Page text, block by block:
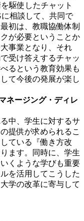
駆使したチャット
相談して、共同で
初は、教職協働体制
が必要ということか
事業となり、それ
受け答えするチャッ
るという教育効果も
て今後の発展が楽し
ネージング・ディレ
中、学生に対するサ
提供が求められるこ
ている『働き方改
ます。同時に、学生
くような学びも重要
を活用してこうした
学の改革に寄与して